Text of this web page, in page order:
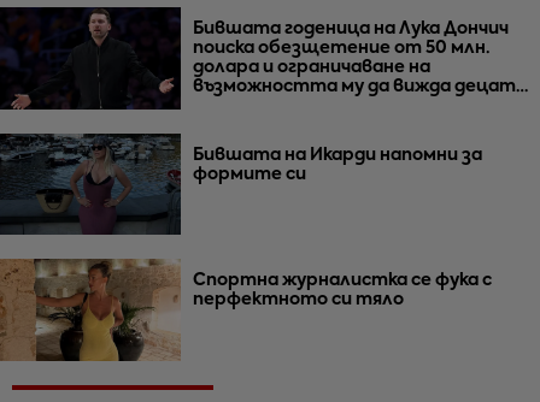
Бившата годеница на Лука Дончич
поиска обезщетение от 50 млн.
долара и ограничаване на
възможността му да вижда децата
Бившата на Икарди напомни за
формите си
Спортна журналистка се фука с
перфектното си тяло